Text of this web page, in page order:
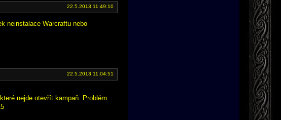
22.5.2013 11:49:10
neinstalace Warcraftu nebo
22.5.2013 11:04:51
nejde otevřít kampaň. Problém